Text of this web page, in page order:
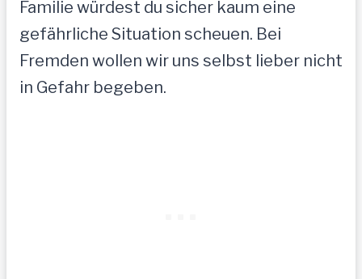
Familie würdest du sicher kaum eine
gefährliche Situation scheuen. Bei
Fremden wollen wir uns selbst lieber nicht
in Gefahr begeben.